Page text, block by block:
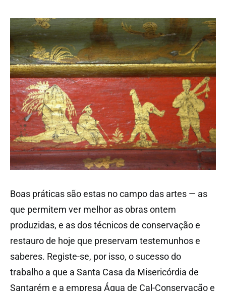
Boas práticas são estas no campo das artes — as
que permitem ver melhor as obras ontem
produzidas, e as dos técnicos de conservação e
restauro de hoje que preservam testemunhos e
saberes. Registe-se, por isso, o sucesso do
trabalho a que a Santa Casa da Misericórdia de
Santarém e a empresa Água de Cal-Conservação e